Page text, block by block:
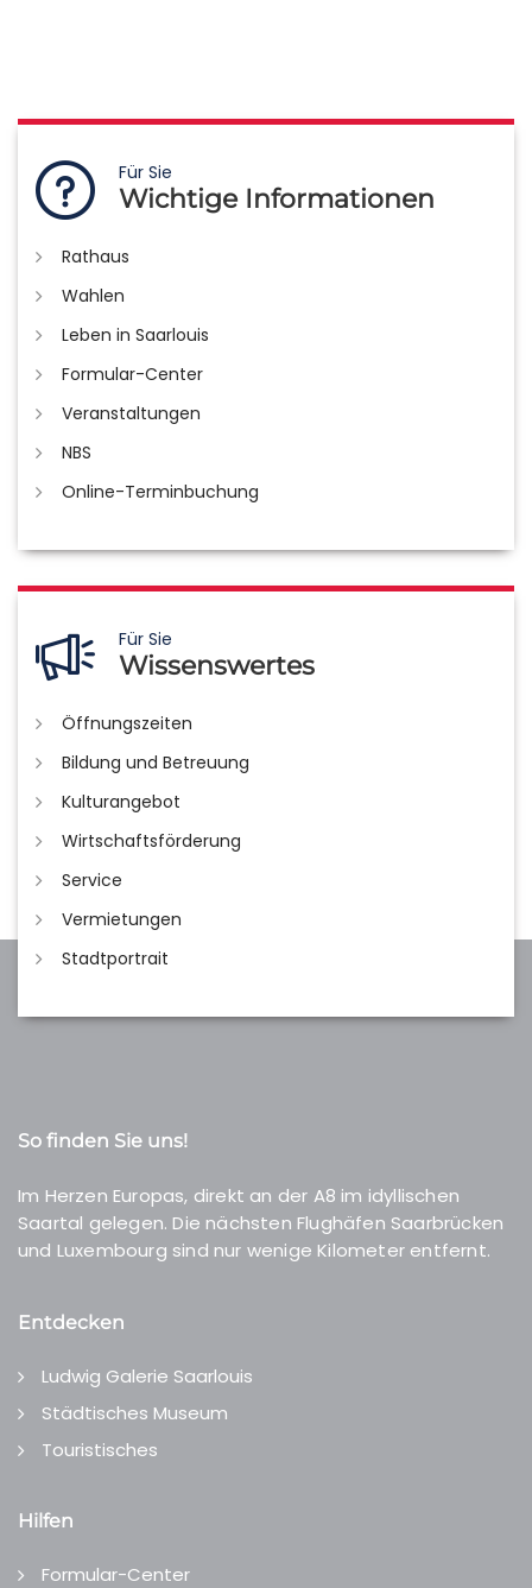
Für Sie
Wichtige Informationen
Rathaus
Wahlen
Leben in Saarlouis
Formular-Center
Veranstaltungen
NBS
Online-Terminbuchung
Für Sie
Wissenswertes
Öffnungszeiten
Bildung und Betreuung
Kulturangebot
Wirtschaftsförderung
Service
Vermietungen
Stadtportrait
So finden Sie uns!
Im Herzen Europas, direkt an der A8 im idyllischen
Saartal gelegen. Die nächsten Flughäfen Saarbrücken
und Luxembourg sind nur wenige Kilometer entfernt.
Entdecken
Ludwig Galerie Saarlouis
Städtisches Museum
Touristisches
Hilfen
Formular-Center